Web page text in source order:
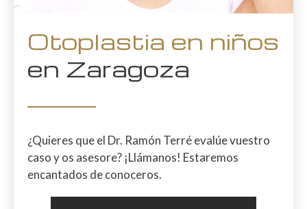
Otoplastia en niños
en Zaragoza
¿Quieres que el Dr. Ramón Terré evalúe vuestro
caso y os asesore? ¡Llámanos! Estaremos
encantados de conoceros.